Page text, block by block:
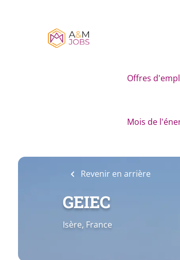
Offres
Mois de
Revenir en arrière
GEIEC
Isère, France